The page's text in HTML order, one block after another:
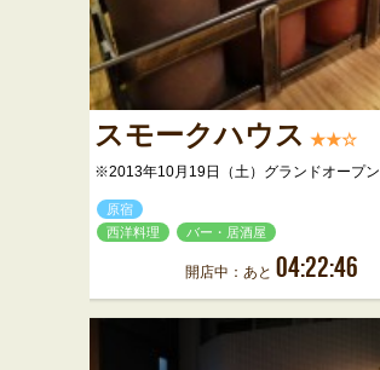
スモークハウス ★★☆
※2013年10月19日（土）グランドオープン
原宿
西洋料理
バー・居酒屋
開店中：あと 04:22:46